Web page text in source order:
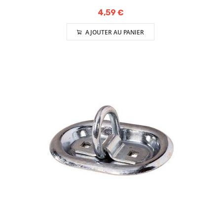
4,59 €
AJOUTER AU PANIER